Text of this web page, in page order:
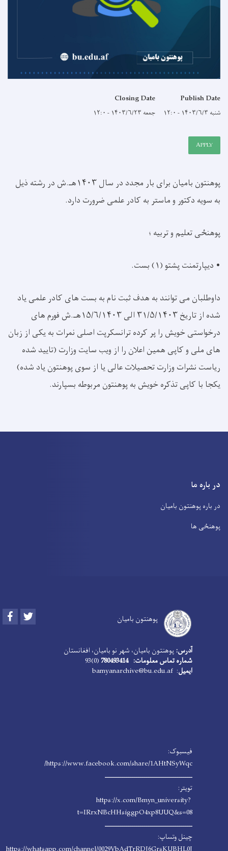
Publish Date
شنبه ۱۴۰۳/۶/۳ - ۱۲:۰
Closing Date
جمعه ۱۴۰۳/۶/۲۳ - ۱۲:۰
APPLY
پوهنتون بامیان برای بار مجدد در سال ۱۴۰۳هـ.ش در رشته ذيل
به سويه دکتور و ماستر به کادر علمی ضرورت دارد.
پوهنځی تعلیم و تربیه ؛
• دیپارتمنت پشتو (۱) بست.
داوطلبان می توانند به هدف ثبت نام به بست های کادر علمی یاد
شده از تاریخ ۳۱/۵/۱۴۰۳ الی ۱۵/۶/۱۴۰۳هـ.ش فورم های
درخواستی خویش را پر کرده ترانسکرپت اصلی نمرات به یکی از زبان
های ملی و کاپی همین اعلان را از ویب سایت وزارت (تایید شده
ریاست نشرات وزارت تحصیلات عالی یا از سوی پوهنتون یاد شده)
یکجا با کاپی تذکره خویش به پوهنتون مربوطه بسپارند.
در باره ما
در باره پوهنتون بامیان
پوهنځی ها
پوهنتون بامیان Facebook
آدرس: پوهنتون بامیان، شهر نو بامیان، افغانستان
شماره تماس معلومات: 780493414
(0)93
ایمیل: bamyanarchive@bu.edu.af
فیسبوک:
https://www.facebook.com/share/1AHtNSyWqc/
ـــــــــــــــــــــــــــــــــــــــــــ
تویتر:
https://x.com/Bmyn_university?
t=IRrxNBcHHsiggpO4xp8UUQ&s=08
ـــــــــــــــــــــــــــــــــــــــــــ
چینل وتساپ: